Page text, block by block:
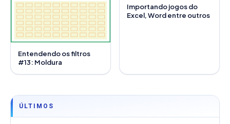
Entendendo os filtros
#13: Moldura
Importando jogos do
Excel, Word entre outros
ÚLTIMOS